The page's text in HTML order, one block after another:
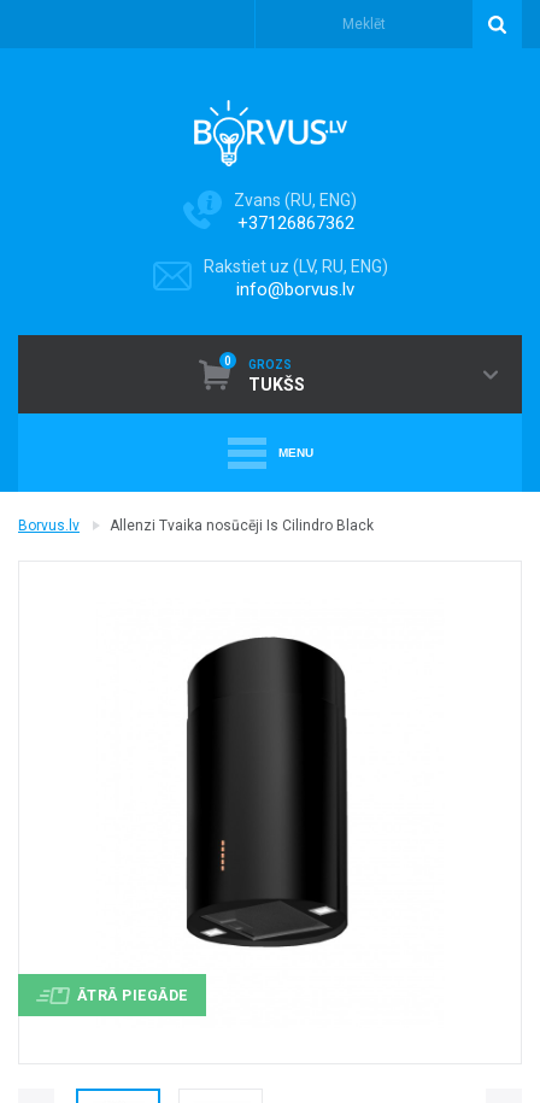
Zvans (RU, ENG)
+37126867362
Rakstiet uz (LV, RU, ENG)
info@borvus.lv
0 GROZS
TUKŠS
MENU
PUTEKĻU SŪCĒJI
Borvus.lv Allenzi Tvaika nosūcēji Is Cilindro Black
ĀTRĀ PIEGĀDE